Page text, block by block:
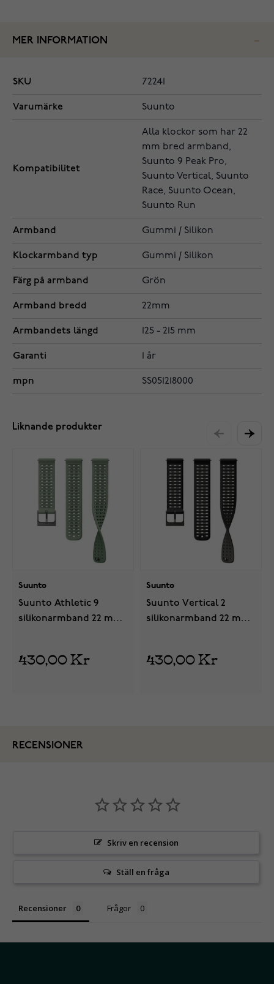
MER INFORMATION
SKU 72241
Varumärke Suunto
Kompatibilitet
Alla klockor som har 22
mm bred armband,
Suunto 9 Peak Pro,
Suunto Vertical, Suunto
Race, Suunto Ocean,
Suunto Run
Armband Gummi / Silikon
Klockarmband typ Gummi / Silikon
Färg på armband Grön
Armband bredd 22mm
Armbandets längd 125 - 215 mm
Garanti 1 år
mpn SS051218000
Liknande produkter
Suunto
Suunto Athletic 9
silikonarmband 22 mm
430,00 Kr
Suunto
Suunto Vertical 2
silikonarmband 22 mm
430,00 Kr
RECENSIONER
Skriv en recension
Ställ en fråga
Recensioner Frågor